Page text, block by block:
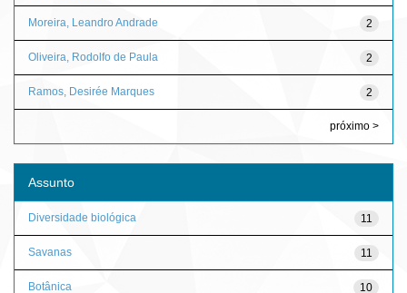
2
Moreira, Leandro Andrade
2
Oliveira, Rodolfo de Paula
2
Ramos, Desirée Marques
próximo >
Assunto
11
Diversidade biológica
11
Savanas
10
Botânica